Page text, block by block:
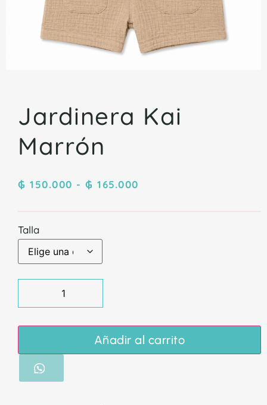
Jardinera Kai
Marrón
₲ 150.000 - ₲ 165.000
Talla
Añadir al carrito